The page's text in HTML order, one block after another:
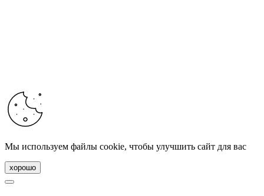
Мы используем файлы cookie, чтобы улучшить сайт для вас
хорошо